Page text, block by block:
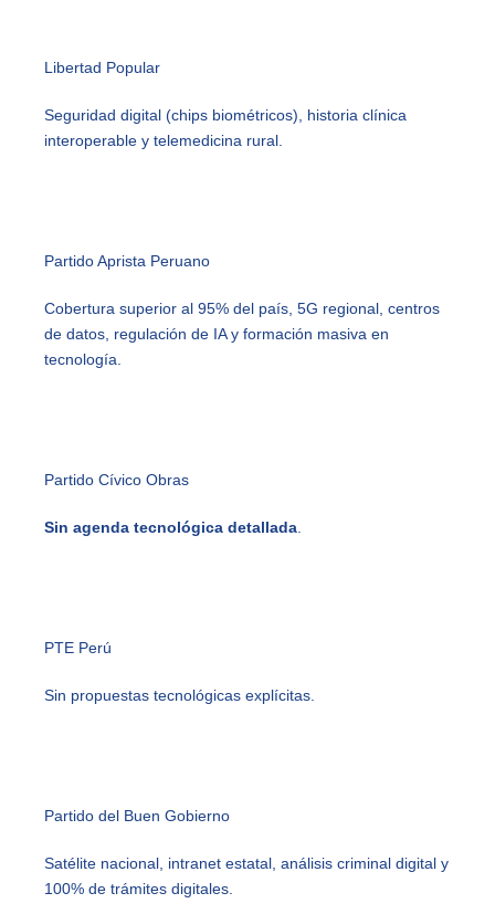
Libertad Popular
Seguridad digital (chips biométricos), historia clínica
interoperable y telemedicina rural.
Partido Aprista Peruano
Cobertura superior al 95% del país, 5G regional, centros
de datos, regulación de IA y formación masiva en
tecnología.
Partido Cívico Obras
Sin agenda tecnológica detallada.
PTE Perú
Sin propuestas tecnológicas explícitas.
Partido del Buen Gobierno
Satélite nacional, intranet estatal, análisis criminal digital y
100% de trámites digitales.